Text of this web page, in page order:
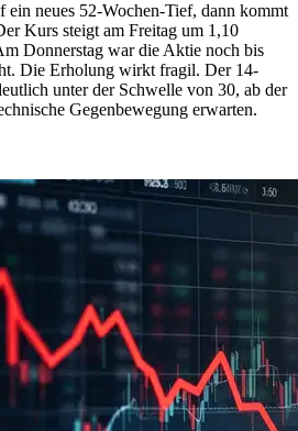
neues 52-Wochen-Tief, dann kommt
Kurs steigt am Freitag um 1,10
Donnerstag war die Aktie noch bis
Die Erholung wirkt fragil. Der 14-
unter der Schwelle von 30, ab der
Gegenbewegung erwarten.